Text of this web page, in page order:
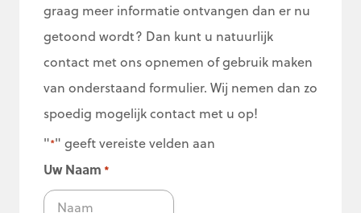
graag meer informatie ontvangen dan er nu
getoond wordt? Dan kunt u natuurlijk
contact met ons opnemen of gebruik maken
van onderstaand formulier. Wij nemen dan zo
spoedig mogelijk contact met u op!
"*" geeft vereiste velden aan
Uw Naam *